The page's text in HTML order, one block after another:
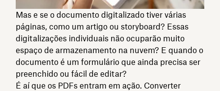
Mas e se o documento digitalizado tiver várias
páginas, como um artigo ou storyboard? Essas
digitalizações individuais não ocuparão muito
espaço de armazenamento na nuvem? E quando o
documento é um formulário que ainda precisa ser
preenchido ou fácil de editar?
É aí que os PDFs entram em ação. Converter